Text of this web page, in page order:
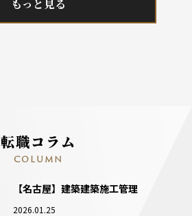
もっと見る
転職コラム
COLUMN
【名古屋】建築建築施工管理
2026.01.25